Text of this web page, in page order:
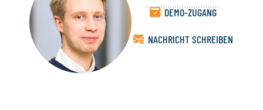
DEMO-ZUGANG
NACHRICHT SCHREIBEN